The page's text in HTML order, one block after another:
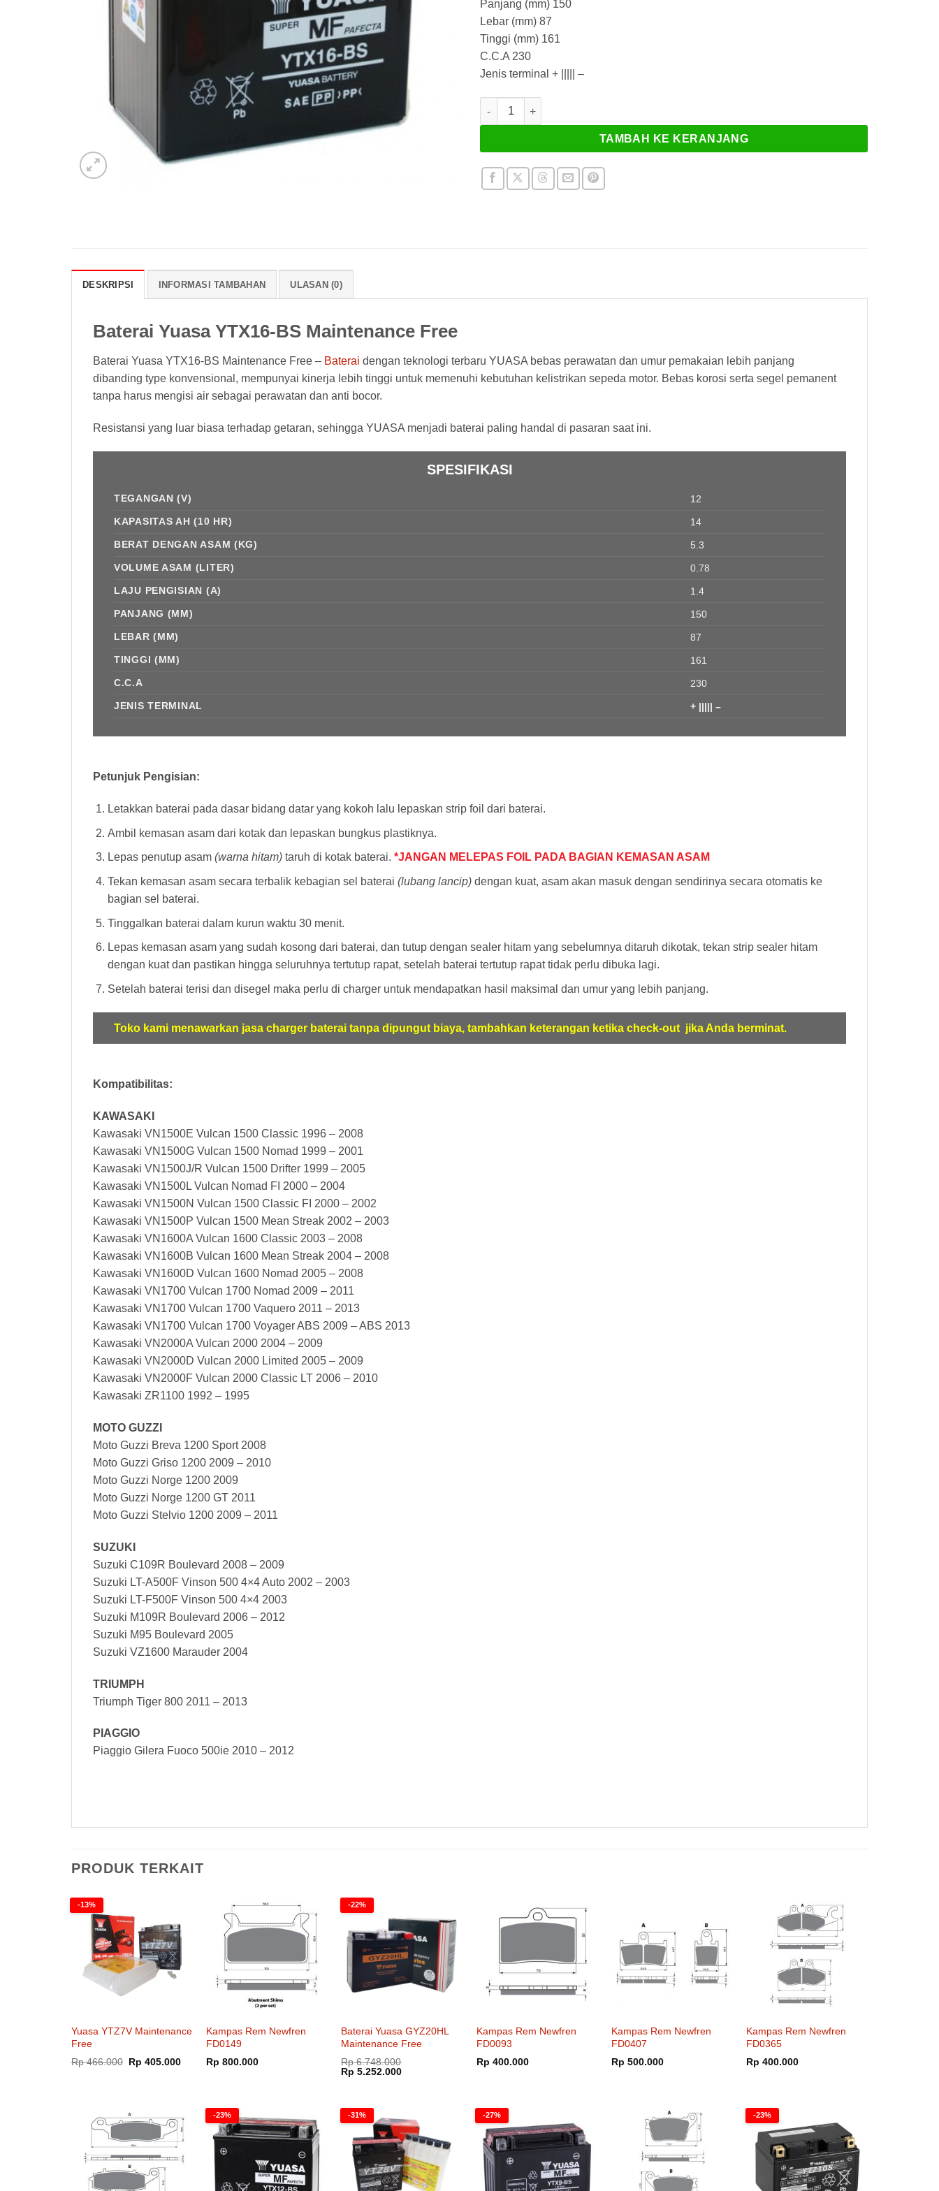
Panjang (mm) 150
Lebar (mm) 87
Tinggi (mm) 161
C.C.A 230
Jenis terminal + ||||| –
Kuantitas Baterai Yuasa YTX16-BS Maintenance
TAMBAH KE KERANJANG
DESKRIPSI INFORMASI TAMBAHAN ULASAN (0)
Baterai Yuasa YTX16-BS Maintenance Free
Baterai Yuasa YTX16-BS Maintenance Free – Baterai dengan teknologi terbaru YUASA bebas perawatan dan umur pemakaian lebih panjang
dibanding type konvensional, mempunyai kinerja lebih tinggi untuk memenuhi kebutuhan kelistrikan sepeda motor. Bebas korosi serta segel pemanent
tanpa harus mengisi air sebagai perawatan dan anti bocor.
Resistansi yang luar biasa terhadap getaran, sehingga YUASA menjadi baterai paling handal di pasaran saat ini.
SPESIFIKASI
TEGANGAN (V)
12
KAPASITAS AH (10 HR)
14
BERAT DENGAN ASAM (KG)
5.3
VOLUME ASAM (LITER)
0.78
LAJU PENGISIAN (A)
1.4
PANJANG (MM)
150
LEBAR (MM)
87
TINGGI (MM)
161
C.C.A
230
JENIS TERMINAL
+ ||||| –
Petunjuk Pengisian:
Letakkan baterai pada dasar bidang datar yang kokoh lalu lepaskan strip foil dari baterai.
Ambil kemasan asam dari kotak dan lepaskan bungkus plastiknya.
Lepas penutup asam (warna hitam)taruh di kotak baterai. *JANGAN MELEPAS FOIL PADA BAGIAN KEMASAN ASAM
Tekan kemasan asam secara terbalik kebagian sel baterai (lubang lancip)dengan kuat, asam akan masuk dengan sendirinya secara otomatis ke
bagian sel baterai.
Tinggalkan baterai dalam kurun waktu 30 menit.
Lepas kemasan asam yang sudah kosong dari baterai, dan tutup dengan sealer hitam yang sebelumnya ditaruh dikotak, tekan strip sealer hitam
dengan kuat dan pastikan hingga seluruhnya tertutup rapat, setelah baterai tertutup rapat tidak perlu dibuka lagi.
Setelah baterai terisi dan disegel maka perlu di charger untuk mendapatkan hasil maksimal dan umur yang lebih panjang.
Toko kami menawarkan jasa charger baterai tanpa dipungut biaya, tambahkan keterangan ketika check-out jika Anda berminat.
Kompatibilitas:
KAWASAKI
Kawasaki VN1500E Vulcan 1500 Classic 1996 – 2008
Kawasaki VN1500G Vulcan 1500 Nomad 1999 – 2001
Kawasaki VN1500J/R Vulcan 1500 Drifter 1999 – 2005
Kawasaki VN1500L Vulcan Nomad FI 2000 – 2004
Kawasaki VN1500N Vulcan 1500 Classic FI 2000 – 2002
Kawasaki VN1500P Vulcan 1500 Mean Streak 2002 – 2003
Kawasaki VN1600A Vulcan 1600 Classic 2003 – 2008
Kawasaki VN1600B Vulcan 1600 Mean Streak 2004 – 2008
Kawasaki VN1600D Vulcan 1600 Nomad 2005 – 2008
Kawasaki VN1700 Vulcan 1700 Nomad 2009 – 2011
Kawasaki VN1700 Vulcan 1700 Vaquero 2011 – 2013
Kawasaki VN1700 Vulcan 1700 Voyager ABS 2009 – ABS 2013
Kawasaki VN2000A Vulcan 2000 2004 – 2009
Kawasaki VN2000D Vulcan 2000 Limited 2005 – 2009
Kawasaki VN2000F Vulcan 2000 Classic LT 2006 – 2010
Kawasaki ZR1100 1992 – 1995
MOTO GUZZI
Moto Guzzi Breva 1200 Sport 2008
Moto Guzzi Griso 1200 2009 – 2010
Moto Guzzi Norge 1200 2009
Moto Guzzi Norge 1200 GT 2011
Moto Guzzi Stelvio 1200 2009 – 2011
SUZUKI
Suzuki C109R Boulevard 2008 – 2009
Suzuki LT-A500F Vinson 500 4×4 Auto 2002 – 2003
Suzuki LT-F500F Vinson 500 4×4 2003
Suzuki M109R Boulevard 2006 – 2012
Suzuki M95 Boulevard 2005
Suzuki VZ1600 Marauder 2004
TRIUMPH
Triumph Tiger 800 2011 – 2013
PIAGGIO
Piaggio Gilera Fuoco 500ie 2010 – 2012
PRODUK TERKAIT
-13%
Yuasa YTZ7V Maintenance
Free
Rp466.000 Harga
aslinya
Rp 405.000Harga
Kampas Rem Newfren
FD0149
Rp 800.000
-22%
Baterai Yuasa GYZ20HL
Maintenance Free
Rp6.748.000
Harga
aslinya
Rp 5.252.000Harga
Kampas Rem Newfren
FD0093
Rp 400.000
Kampas Rem Newfren
FD0407
Rp 500.000
Kampas Rem Newfren
FD0365
Rp 400.000
-23% -31% -27% -23%